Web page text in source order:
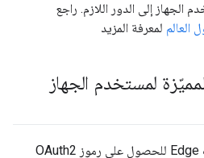
إلى الدور اللازم. راجع
العالم لمعرفة المزيد
لمستخدم الجهاز
استخدم واجهة برمجة تطبيقات Edge للحصول على رموز OAuth2